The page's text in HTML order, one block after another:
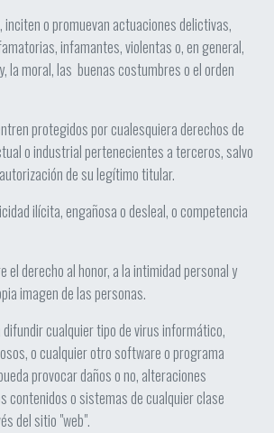
inciten o promuevan actuaciones delictivas,
infamantes, violentas o, en general,
la moral, las buenas costumbres o el orden
protegidos por cualesquiera derechos de
o industrial pertenecientes a terceros, salvo
de su legítimo titular.
ilícita, engañosa o desleal, o competencia
el derecho al honor, a la intimidad personal y
imagen de las personas.
difundir cualquier tipo de virus informático,
o cualquier otro software o programa
provocar daños o no, alteraciones
contenidos o sistemas de cualquier clase
del sitio "web".